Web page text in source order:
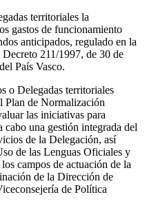
territoriales la
gastos de funcionamiento
anticipados, regulado en la
211/1997, de 30 de
País Vasco.
o Delegadas territoriales
Plan de Normalización
las iniciativas para
una gestión integrada del
de la Delegación, así
de las Lenguas Oficiales y
campos de actuación de la
de la Dirección de
de Política